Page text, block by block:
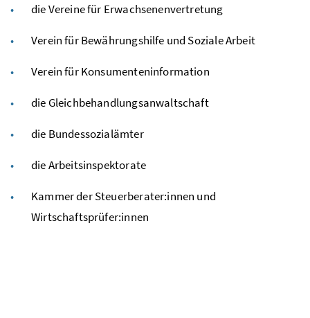
die Vereine für Erwachsenenvertretung
Verein für Bewährungshilfe und Soziale Arbeit
Verein für Konsumenteninformation
die Gleichbehandlungsanwaltschaft
die Bundessozialämter
die Arbeitsinspektorate
Kammer der Steuerberater:innen und
Wirtschaftsprüfer:innen